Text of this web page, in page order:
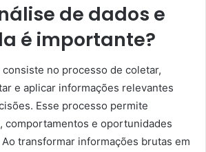
de dados e
é importante?
no processo de coletar,
e aplicar informações relevantes
Esse processo permite
comportamentos e oportunidades
transformar informações brutas em